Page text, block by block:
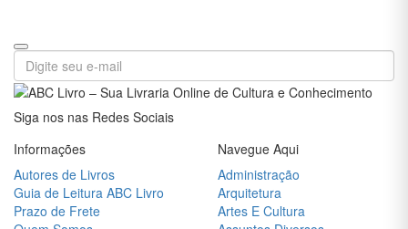
DICIONÁRIOS
DIREITO
ECONOMIA
EDUCAÇÃO
Siga nos nas Redes Sociais
Informações
Autores de Livros
Guia de Leitura ABC Livro
Prazo de Frete
Navegue Aqui
Administração
Arquitetura
Artes E Cultura